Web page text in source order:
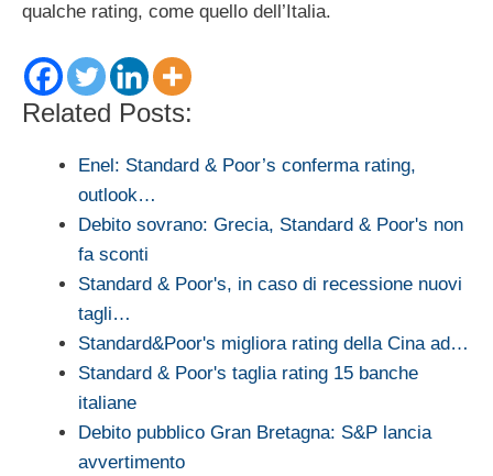
qualche rating, come quello dell’Italia.
Related Posts:
Enel: Standard & Poor’s conferma rating,
outlook…
Debito sovrano: Grecia, Standard & Poor's non
fa sconti
Standard & Poor's, in caso di recessione nuovi
tagli…
Standard&Poor's migliora rating della Cina ad…
Standard & Poor's taglia rating 15 banche
italiane
Debito pubblico Gran Bretagna: S&P lancia
avvertimento